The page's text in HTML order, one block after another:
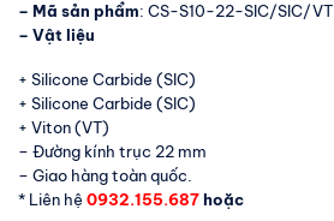
– Mã sản phẩm: CS-S10-22-SIC/SIC/VT
– Vật liệu
+ Silicone Carbide (SIC)
+ Silicone Carbide (SIC)
+ Viton (VT)
– Đường kính trục 22 mm
– Giao hàng toàn quốc.
* Liên hệ 0932.155.687hoặc